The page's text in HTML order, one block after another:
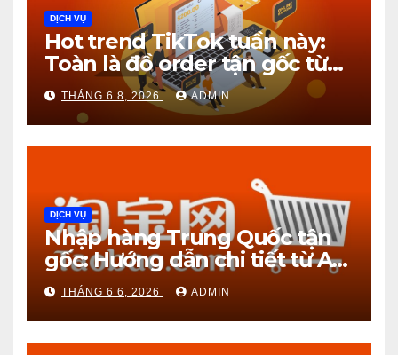
DỊCH VỤ
Hot trend TikTok tuần này:
Toàn là đồ order tận gốc từ
1688!
THÁNG 6 8, 2026 ADMIN
DỊCH VỤ
Nhập hàng Trung Quốc tận
gốc: Hướng dẫn chi tiết từ A
đến Z
THÁNG 6 6, 2026 ADMIN